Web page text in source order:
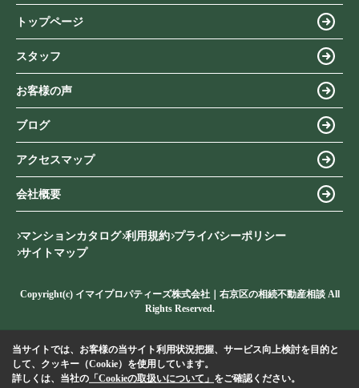
トップページ
スタッフ
お客様の声
ブログ
アクセスマップ
会社概要
マンションカタログ 利用規約 プライバシーポリシー
サイトマップ
Copyright(c) イマイプロパティーズ株式会社｜右京区の相続不動産相談 All
Rights Reserved.
当サイトでは、お客様の当サイト利用状況把握、サービス向上検討を目的と
して、クッキー（Cookie）を使用しています。
詳しくは、当社の 「Cookieの取扱いについて」 をご確認ください。